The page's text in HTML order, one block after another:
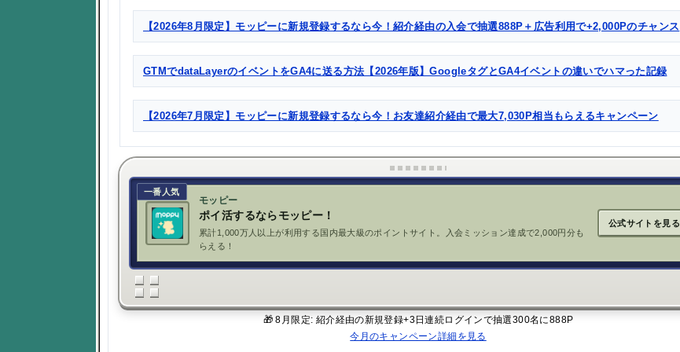
【2026年8月限定】モッピーに新規登録するなら今！紹介経由の入会で抽選888P＋広告利用で+2,000Pのチャンス
GTMでdataLayerのイベントをGA4に送る方法【2026年版】GoogleタグとGA4イベントの違いでハマった記録
【2026年7月限定】モッピーに新規登録するなら今！お友達紹介経由で最大7,030P相当もらえるキャンペーン
一番人気
モッピー
ポイ活するならモッピー！
累計1,000万人以上が利用する国内最大級のポイントサイト。入会ミッション達成で2,000円分も
らえる！
公式サイトを見る
🎁 8月限定: 紹介経由の新規登録+3日連続ログインで抽選300名に888P
今月のキャンペーン詳細を見る